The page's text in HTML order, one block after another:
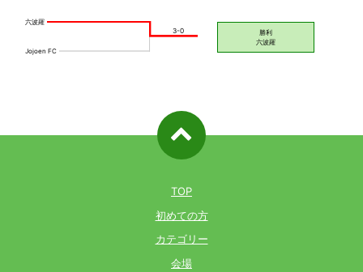
TOP
初めての方
カテゴリー
会場